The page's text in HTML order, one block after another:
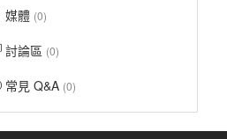
媒體 (0)
討論區 (0)
常見 Q&A (0)